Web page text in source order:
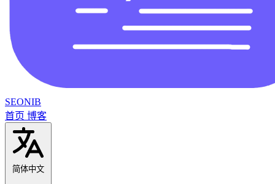
SEONIB
首页 博客
简体中文